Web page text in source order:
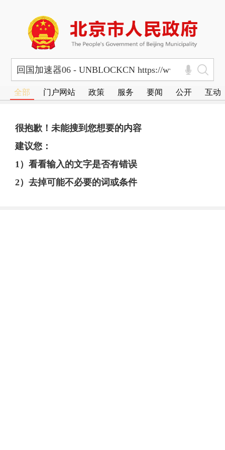
全部 门户网站 政策 服务 要闻 公开 互动
很抱歉！未能搜到您想要的内容
建议您：
1）看看输入的文字是否有错误
2）去掉可能不必要的词或条件